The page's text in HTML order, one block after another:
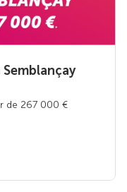
de 267 000 €